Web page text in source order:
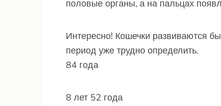
половые органы, а на пальцах
Интересно! Кошечки развиваются
период уже трудно определить.
84 года
8 лет 52 года